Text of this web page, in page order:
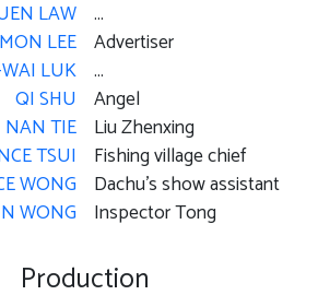
LAW
LEE
LUK
QI SHU
NAN TIE
TSUI
WONG
WONG
...
Advertiser
...
Angel
Liu Zhenxing
Fishing village chief
Dachu's show assistant
Inspector Tong
Production